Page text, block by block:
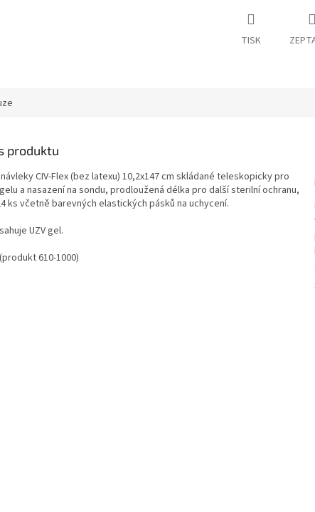
TISK
produktu
CIV-Flex (bez latexu) 10,2x147 cm skládané teleskopicky pro
a nasazení na sondu, prodloužená délka pro další sterilní ochranu,
ks včetně barevných elastických pásků na uchycení.
UZV gel.
610-1000)